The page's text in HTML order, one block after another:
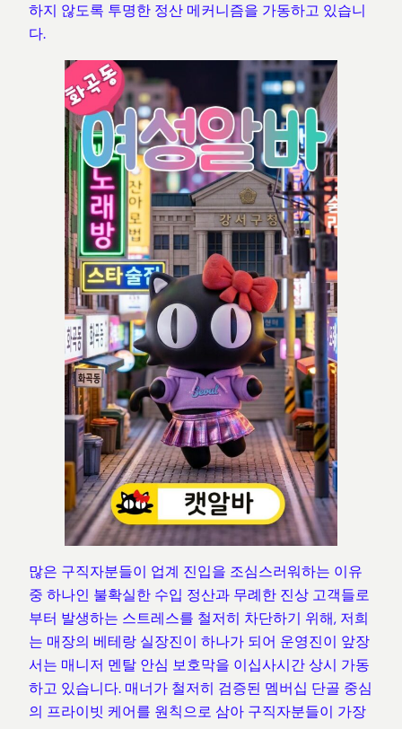
하지 않도록 투명한 정산 메커니즘을 가동하고 있습니
다.
많은 구직자분들이 업계 진입을 조심스러워하는 이유
중 하나인 불확실한 수입 정산과 무례한 진상 고객들로
부터 발생하는 스트레스를 철저히 차단하기 위해, 저희
는 매장의 베테랑 실장진이 하나가 되어 운영진이 앞장
서는 매니저 멘탈 안심 보호막을 이십사시간 상시 가동
하고 있습니다. 매너가 철저히 검증된 멤버십 단골 중심
의 프라이빗 케어를 원칙으로 삼아 구직자분들이 가장